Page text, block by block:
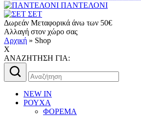
ΠΑΝΤΕΛΟΝΙ
ΣΕΤ
Δωρεάν Μεταφορικά άνω των 50€
Αλλαγή στον χώρο σας
Αρχική » Shop
X
AΝΑΖΗΤΗΣΗ ΓΙΑ:
Αναζήτηση
για:
NEW IN
ΡΟΥΧΑ
ΦΟΡΕΜΑ